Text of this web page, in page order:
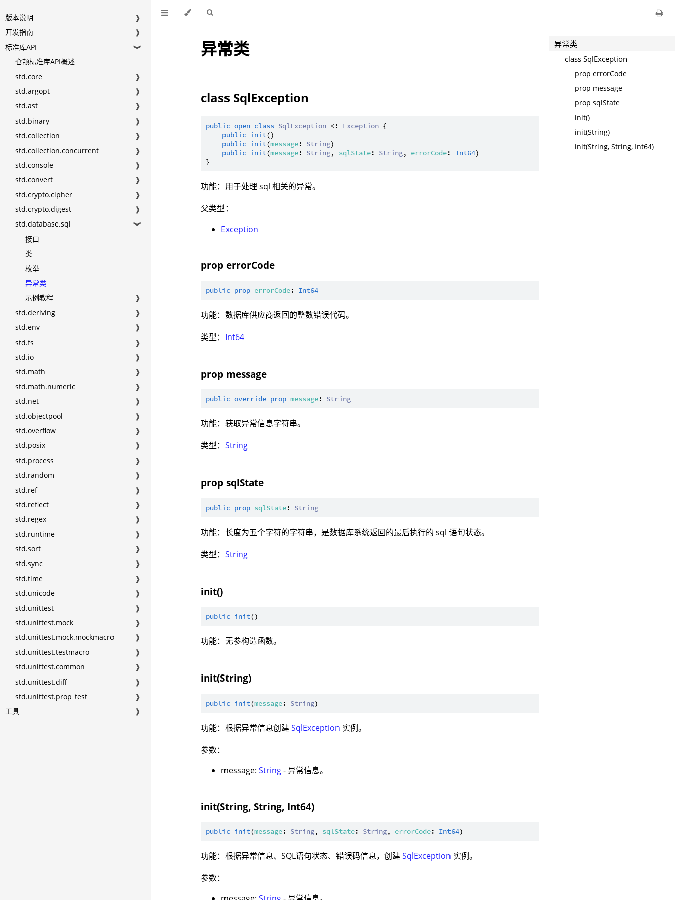
版本说明
❱
开发指南
❱
标准库API
❱
仓颉标准库API概述
std.core
❱
std.argopt
❱
std.ast
❱
std.binary
❱
std.collection
❱
std.collection.concurrent
❱
std.console
❱
std.convert
❱
std.crypto.cipher
❱
std.crypto.digest
❱
std.database.sql
❱
接口
类
枚举
异常类
示例教程
❱
std.deriving
❱
std.env
❱
std.fs
❱
std.io
❱
std.math
❱
std.math.numeric
❱
std.net
❱
std.objectpool
❱
std.overflow
❱
std.posix
❱
std.process
❱
std.random
❱
std.ref
❱
std.reflect
❱
std.regex
❱
std.runtime
❱
std.sort
❱
std.sync
❱
std.time
❱
std.unicode
❱
std.unittest
❱
std.unittest.mock
❱
std.unittest.mock.mockmacro
❱
std.unittest.testmacro
❱
std.unittest.common
❱
std.unittest.diff
❱
std.unittest.prop_test
❱
工具
❱
异常类
class SqlException
public open class SqlException <: Exception {
public init()
public init(message: String)
public init(message: String, sqlState: String, errorCode: Int64)
功能：用于处理 sql 相关的异常。
父类型：
Exception
prop errorCode
public prop errorCode: Int64
功能：数据库供应商返回的整数错误代码。
类型： Int64
prop message
public override prop message: String
功能：获取异常信息字符串。
类型：String
prop sqlState
public prop sqlState: String
功能：长度为五个字符的字符串，是数据库系统返回的最后执行的 sql 语句状态。
类型：String
init()
public init
功能：无参构造函数。
init(String)
public init(message: String
功能：根据异常信息创建SqlException 实例。
参数：
message:String- 异常信息。
init(String, String, Int64)
public init(message: String, sqlState: String, errorCode: Int64
功能：根据异常信息、SQL语句状态、错误码信息，创建SqlException 实例。
参数：
异常类
class SqlException
prop errorCode
prop message
prop sqlState
init()
init(String)
init(String, String, Int64)